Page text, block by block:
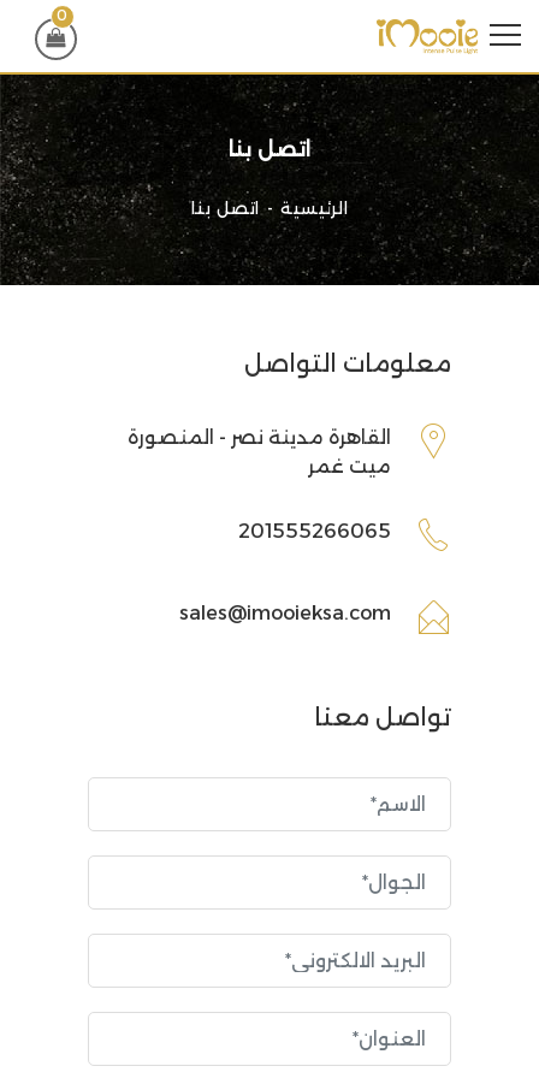
0
اتصل بنا
الرئيسية اتصل بنا
معلومات التواصل
القاهرة مدينة نصر - المنصورة
ميت غمر
201555266065
sales@imooieksa.com
تواصل معنا